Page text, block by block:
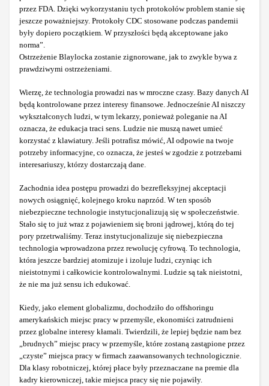
przez FDA. Dzięki wykorzystaniu tych protokołów problem stanie się
jeszcze poważniejszy. Protokoły CDC stosowane podczas pandemii
były dopiero początkiem. W przyszłości będą akceptowane jako
norma”.
Ostrzeżenie Blaylocka zostanie zignorowane, jak to zwykle bywa z
prawdziwymi ostrzeżeniami.
Wierzę, że technologia prowadzi nas w mroczne czasy. Bazy danych AI
będą kontrolowane przez interesy finansowe. Jednocześnie AI niszczy
wykształconych ludzi, w tym lekarzy, ponieważ poleganie na AI
oznacza, że edukacja traci sens. Ludzie nie muszą nawet umieć
korzystać z klawiatury. Jeśli potrafisz mówić, AI odpowie na twoje
potrzeby informacyjne, co oznacza, że jesteś w zgodzie z potrzebami
interesariuszy, którzy dostarczają dane.
Zachodnia idea postępu prowadzi do bezrefleksyjnej akceptacji
nowych osiągnięć, kolejnego kroku naprzód. W ten sposób
niebezpieczne technologie instytucjonalizują się w społeczeństwie.
Stało się to już wraz z pojawieniem się broni jądrowej, którą do tej
pory przetrwaliśmy. Teraz instytucjonalizuje się niebezpieczna
technologia wprowadzona przez rewolucję cyfrową. To technologia,
która jeszcze bardziej atomizuje i izoluje ludzi, czyniąc ich
nieistotnymi i całkowicie kontrolowalnymi. Ludzie są tak nieistotni,
że nie ma już sensu ich edukować.
Kiedy, jako element globalizmu, dochodziło do offshoringu
amerykańskich miejsc pracy w przemyśle, ekonomiści zatrudnieni
przez globalne interesy kłamali. Twierdzili, że lepiej będzie nam bez
„brudnych” miejsc pracy w przemyśle, które zostaną zastąpione przez
„czyste” miejsca pracy w firmach zaawansowanych technologicznie.
Dla klasy robotniczej, której płace były przeznaczane na premie dla
kadry kierowniczej, takie miejsca pracy się nie pojawiły.